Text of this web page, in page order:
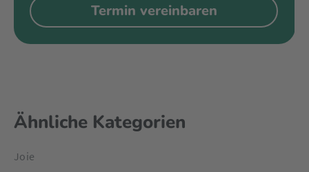
Termin vereinbaren
Ähnliche Kategorien
Joie